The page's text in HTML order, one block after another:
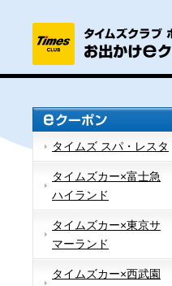
タイムズ スパ・レスタ
タイムズカー×富士急
ハイランド
タイムズカー×東京サ
マーランド
タイムズカー×西武園